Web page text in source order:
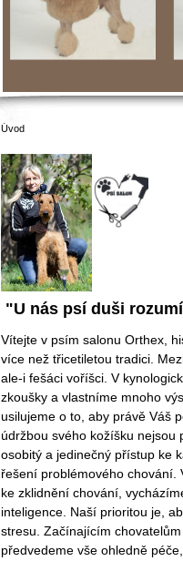
Úvod
"U nás psí duši
Vítejte v psím salonu Orthex,
více než třicetiletou tradici.
ale-i fešáci voříšci. V
zkoušky a vlastníme mnoho
usilujeme o to, aby právě Váš
údržbou svého kožíšku nejsou
osobitý a jedinečný přístup ke
řešení problémového chování.
ke zklidnění chování,
inteligence. Naší prioritou je,
stresu. Začínajícím
předvedeme vše ohledně